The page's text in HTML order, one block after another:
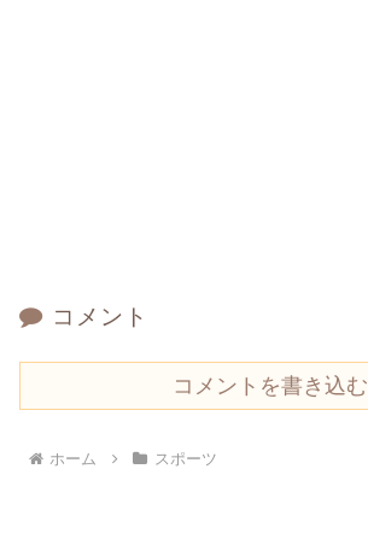
コメント
コメントを書き込む
ホーム スポーツ